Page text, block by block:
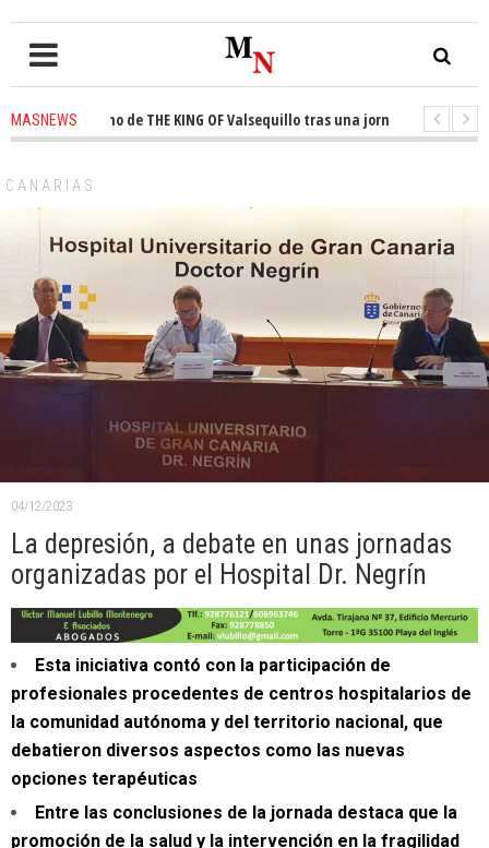
MASNEWS
el trono de THE KING OF Valsequillo tras una jornada de baloncesto
CANARIAS
04/12/2023
La depresión, a debate en unas jornadas
organizadas por el Hospital Dr. Negrín
Esta iniciativa contó con la participación de
profesionales procedentes de centros hospitalarios de
la comunidad autónoma y del territorio nacional, que
debatieron diversos aspectos como las nuevas
opciones terapéuticas
Entre las conclusiones de la jornada destaca que la
promoción de la salud y la intervención en la fragilidad